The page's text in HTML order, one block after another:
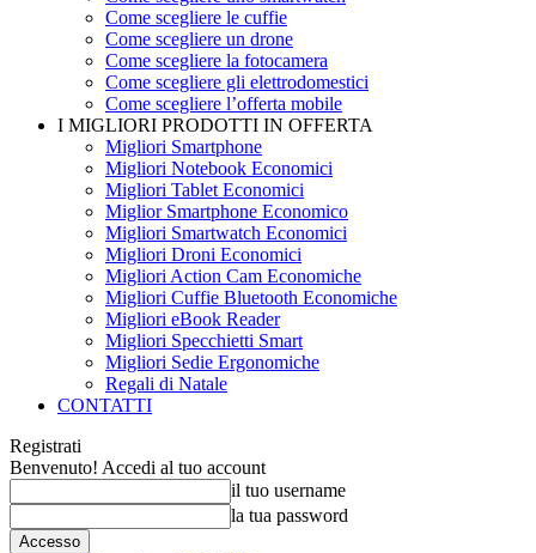
Come scegliere le cuffie
Come scegliere un drone
Come scegliere la fotocamera
Come scegliere gli elettrodomestici
Come scegliere l’offerta mobile
I MIGLIORI PRODOTTI IN OFFERTA
Migliori Smartphone
Migliori Notebook Economici
Migliori Tablet Economici
Miglior Smartphone Economico
Migliori Smartwatch Economici
Migliori Droni Economici
Migliori Action Cam Economiche
Migliori Cuffie Bluetooth Economiche
Migliori eBook Reader
Migliori Specchietti Smart
Migliori Sedie Ergonomiche
Regali di Natale
CONTATTI
Registrati
Benvenuto! Accedi al tuo account
il tuo username
la tua password